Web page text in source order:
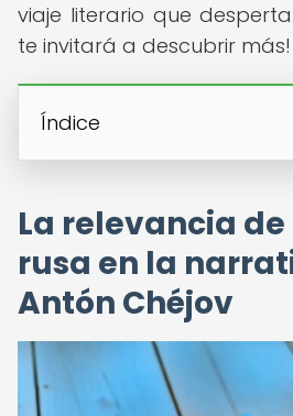
viaje literario que
te invitará a descubrir más!
Índice
La relevancia
rusa en la
Antón Chéjov